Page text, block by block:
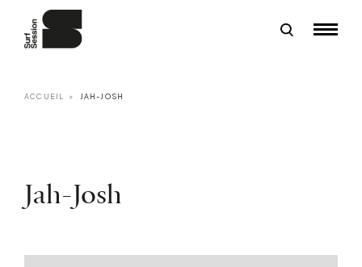
ACCUEIL JAH-JOSH
Jah-Josh